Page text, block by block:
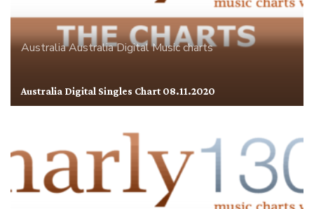
AustraliaAustralia DigitalMusic charts
Australia Digital Singles Chart 08.11.2020